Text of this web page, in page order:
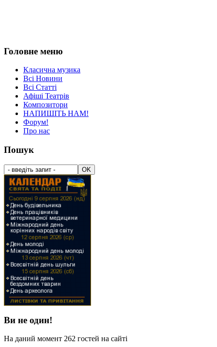
Головне меню
Класична музика
Всі Новини
Всі Статті
Афіші Театрів
Композитори
НАПИШІТЬ НАМ!
Форум!
Про нас
Пошук
Ви не один!
На даний момент 262 гостей на сайті